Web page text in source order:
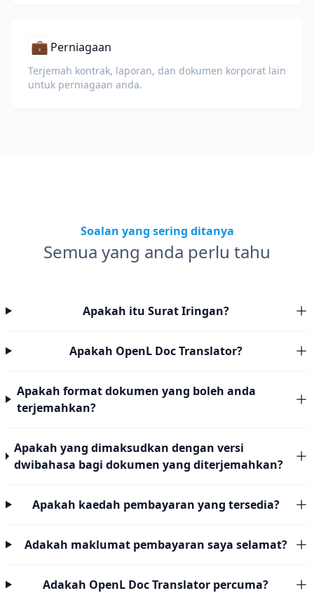
💼 Perniagaan
Terjemah kontrak, laporan, dan dokumen korporat lain
untuk perniagaan anda.
Soalan yang sering ditanya
Semua yang anda perlu tahu
Apakah itu Surat Iringan?
Apakah OpenL Doc Translator?
Apakah format dokumen yang boleh anda
terjemahkan?
Apakah yang dimaksudkan dengan versi
dwibahasa bagi dokumen yang diterjemahkan?
Apakah kaedah pembayaran yang tersedia?
Adakah maklumat pembayaran saya selamat?
Adakah OpenL Doc Translator percuma?